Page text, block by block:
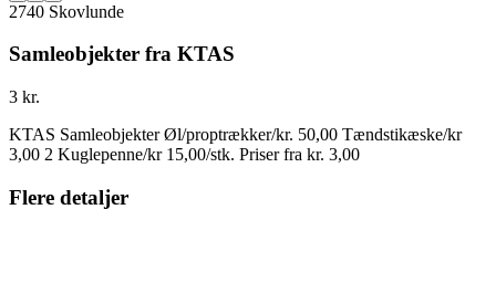
2740 Skovlunde
Samleobjekter fra KTAS
3 kr.
KTAS Samleobjekter Øl/proptrækker/kr. 50,00 Tændstikæske/kr
3,00 2 Kuglepenne/kr 15,00/stk. Priser fra kr. 3,00
Flere detaljer